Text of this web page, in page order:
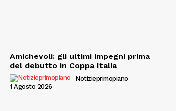
Amichevoli: gli ultimi impegni prima
del debutto in Coppa Italia
Notizieprimopiano -
1 Agosto 2026